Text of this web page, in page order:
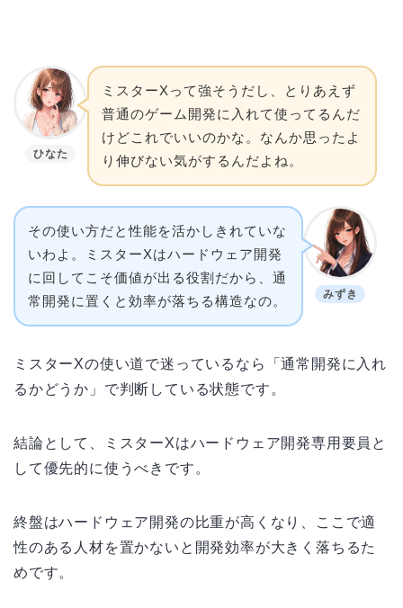
ひなた
ミスターXって強そうだし、とりあえず
普通のゲーム開発に入れて使ってるんだ
けどこれでいいのかな。なんか思ったよ
り伸びない気がするんだよね。
みずき
その使い方だと性能を活かしきれていな
いわよ。ミスターXはハードウェア開発
に回してこそ価値が出る役割だから、通
常開発に置くと効率が落ちる構造なの。
ミスターXの使い道で迷っているなら「通常開発に入れ
るかどうか」で判断している状態です。
結論として、ミスターXはハードウェア開発専用要員と
して優先的に使うべきです。
終盤はハードウェア開発の比重が高くなり、ここで適
性のある人材を置かないと開発効率が大きく落ちるた
めです。